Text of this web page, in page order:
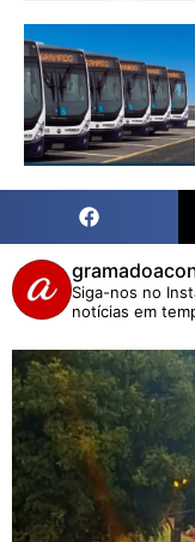
Siga-nos no
notícias em